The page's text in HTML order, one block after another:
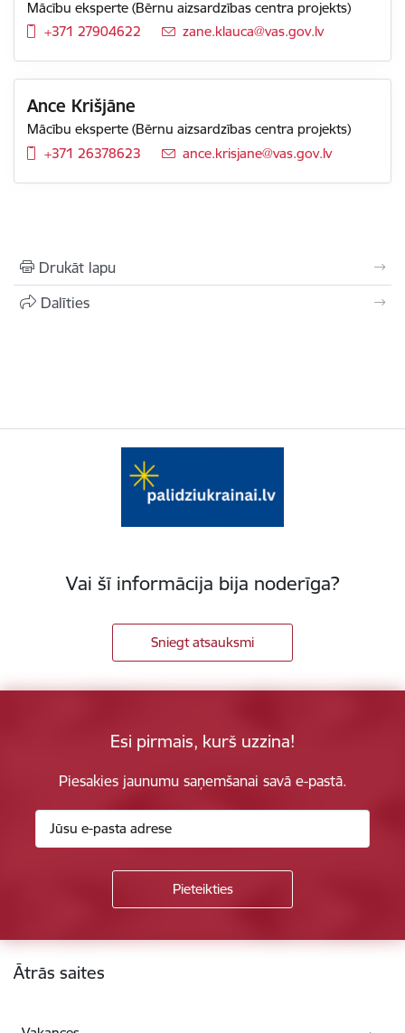
Mācību eksperte (Bērnu aizsardzības centra projekts)
+371 27904622
E-pasts:
zane.klauca@vas.gov.lv
Ance Krišjāne
Mācību eksperte (Bērnu aizsardzības centra projekts)
+371 26378623
E-pasts:
ance.krisjane@vas.gov.lv
Drukāt lapu
Dalīties
Vai šī informācija bija noderīga?
Sniegt atsauksmi
Esi pirmais, kurš uzzina!
Piesakies jaunumu saņemšanai savā e-pastā.
Kājene
Ātrās saites